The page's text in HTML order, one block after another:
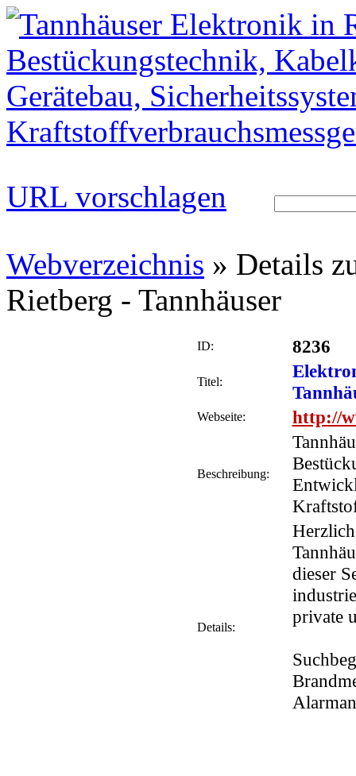
URL vorschlagen
Webverzeichnis » Details
Rietberg - Tannhäuser
ID: 8236
Titel:
Webseite: http://
Beschreibung:
Details:
dieser
private